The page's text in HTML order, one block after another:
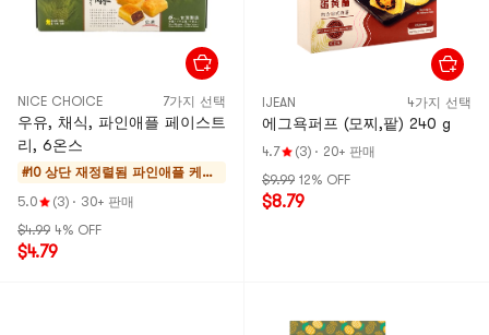
NICE CHOICE 7가지 선택
우유, 채식, 파인애플 페이스트
리, 6온스
#10 상단 재정렬됨 파인애플 케이
크 & 모찌
5.0 (3) · 30+ 판매
$4.99 4% OFF
$4.79
IJEAN 4가지 선택
에그욕퍼프 (모찌,팥) 240 g
4.7 (3) · 20+ 판매
$9.99 12% OFF
$8.79